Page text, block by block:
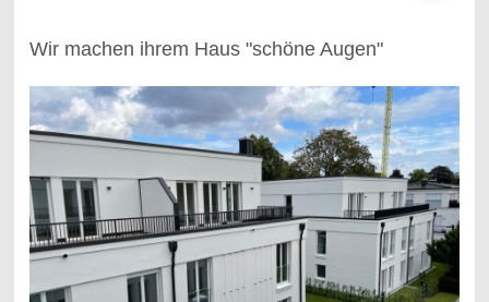
Wir machen ihrem Haus "schöne Augen"